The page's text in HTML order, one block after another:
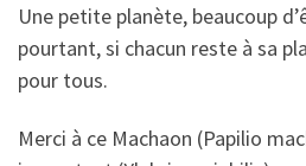
Une petite planète, beaucoup
pourtant, si chacun reste à sa
pour tous.
Merci à ce Machaon (Papilio